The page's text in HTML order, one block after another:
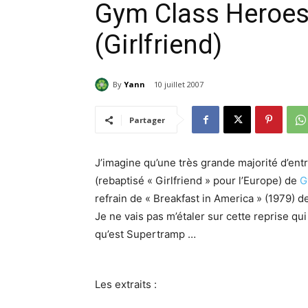
Gym Class
(Girlfriend)
By Yann 10 juillet 2007
Partager
J’imagine qu’une très grande majorité
(rebaptisé « Girlfriend » pour l’Europe) de
refrain de « Breakfast in America » (1979)
Je ne vais pas m’étaler sur cette reprise
qu’est Supertramp …
Les extraits :